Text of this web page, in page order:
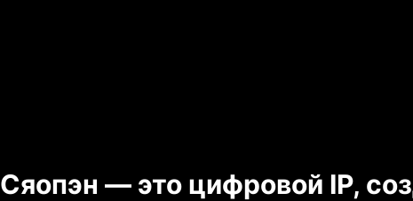
Сяопэн — это цифровой IP,